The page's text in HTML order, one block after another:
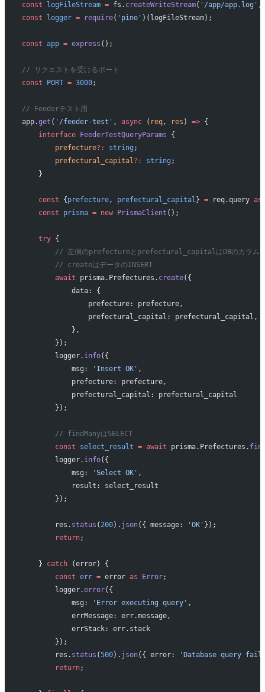
const logFileStream = fs. createWriteStream( '/app/app.log' ,
const logger = require( 'pino' )(logFileStream);
const app = express ();
// リクエストを受けるポート
const PORT = 3000;
// Feederテスト用
app.get ( '/feeder-test' , async ( req, res ) => {
    interface
FeederTestQueryParams {
        prefecture
?: string ;
        prefectural_capital
?: string ;
    }
    const
{ prefecture, prefectural_capital } = req.query as
    const
prisma = new PrismaClient ();
    try
{
// 左側のprefectureとprefectural_capitalはDBのカラム名
        // createはデータのINSERT
        await
prisma.Prefectures. create({
            data: {
                prefecture: prefecture,
                prefectural_capital: prefectural_capital,
            },
        });
        logger.
info({
            msg:
'Insert OK' ,
            prefecture: prefecture,
            prefectural_capital: prefectural_capital
        });
        // findManyはSELECT
        const
select_result = await prisma.Prefectures.
        logger.
info({
            msg:
'Select OK' ,
            result: select_result
        });
        res.
status ( 200). json({ message: 'OK' });
        return
;
    }
catch (error) {
        const
err = error as Error;
        logger.
error({
            msg:
'Error executing query' ,
            errMessage: err.message,
            errStack: err.stack
        });
        res.
status (500). json({ error:
'Database query
        return
;